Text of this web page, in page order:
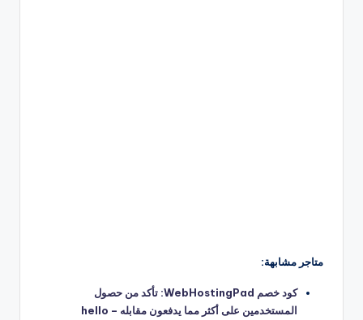
متاجر مشابهة:
كود خصم WebHostingPad: تأكد من حصول
المستخدمين على أكثر مما يدفعون مقابله – hello